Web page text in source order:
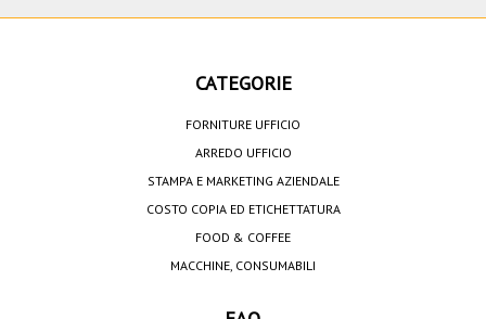
CATEGORIE
FORNITURE UFFICIO
ARREDO UFFICIO
STAMPA E MARKETING AZIENDALE
COSTO COPIA ED ETICHETTATURA
FOOD & COFFEE
MACCHINE, CONSUMABILI